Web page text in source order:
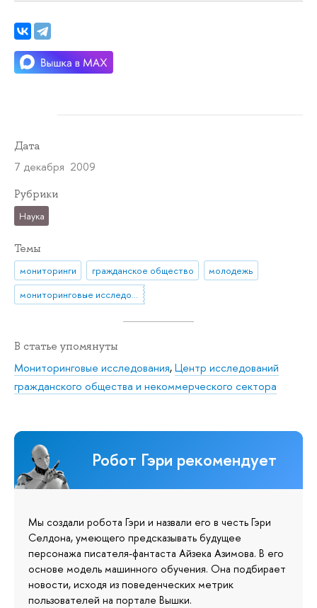
Дата
7 декабря 2009
Рубрики
Наука
Темы
мониторинги гражданское общество
молодежь
мониторинговые исследования
В статье упомянуты
Мониторинговые исследования,Центр исследований
гражданского общества и некоммерческого сектора
Робот Гэри рекомендует
Мы создали робота Гэри и назвали его в честь Гэри
Селдона, умеющего предсказывать будущее
персонажа писателя-фантаста Айзека Азимова. В его
основе модель машинного обучения. Она подбирает
новости, исходя из поведенческих метрик
пользователей на портале Вышки.